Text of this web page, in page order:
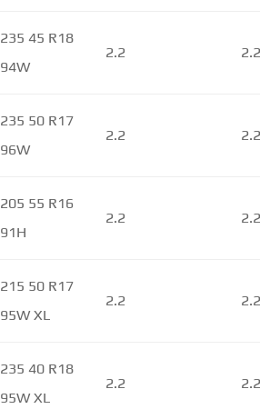
235 45 R18
94W
2.2
235 50 R17
96W
2.2
205 55 R16
91H
2.2
215 50 R17
95W XL
2.2
235 40 R18
95W XL
2.2